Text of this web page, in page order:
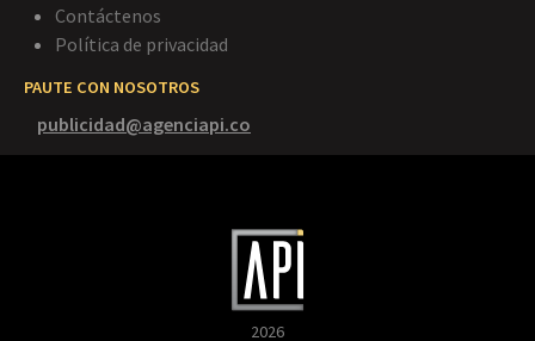
Contáctenos
Política de privacidad
PAUTE CON NOSOTROS
publicidad@agenciapi.co
2026